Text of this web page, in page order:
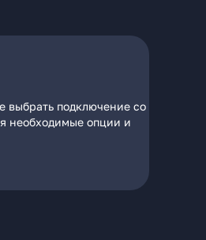
выбрать подключение со
необходимые опции и